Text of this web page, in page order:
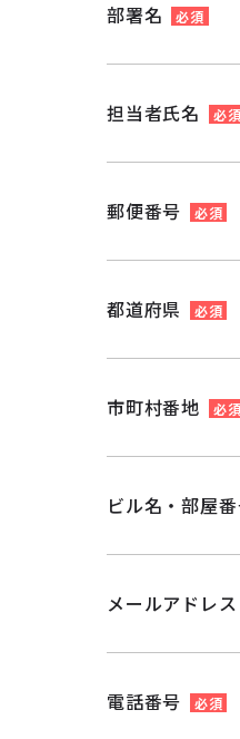
部署名 必須
担当者氏名 必須
郵便番号 必須
都道府県 必須
市町村番地 必須
ビル名・部屋
メールアドレス
電話番号 必須